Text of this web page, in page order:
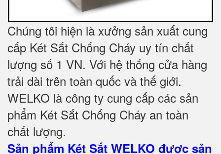
Chúng tôi hiện là xưởng sản xuất cung
cấp Két Sắt Chống Cháy uy tín chất
lượng số 1 VN. Với hệ thống cửa hàng
trải dài trên toàn quốc và thế giới.
WELKO là công ty cung cấp các sản
phẩm Két Sắt Chống Cháy an toàn
chất lượng.
Sản phẩm Két Sắt WELKO được sản